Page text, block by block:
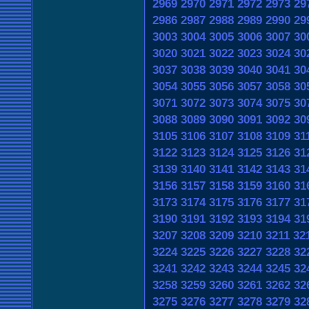
2969 2970 2971 2972 2973
2986 2987 2988 2989 2990
3003 3004 3005 3006 3007
3020 3021 3022 3023 3024
3037 3038 3039 3040 3041
3054 3055 3056 3057 3058
3071 3072 3073 3074 3075
3088 3089 3090 3091 3092
3105 3106 3107 3108 3109
3122 3123 3124 3125 3126
3139 3140 3141 3142 3143
3156 3157 3158 3159 3160
3173 3174 3175 3176 3177
3190 3191 3192 3193 3194
3207 3208 3209 3210 3211
3224 3225 3226 3227 3228
3241 3242 3243 3244 3245
3258 3259 3260 3261 3262
3275 3276 3277 3278 3279